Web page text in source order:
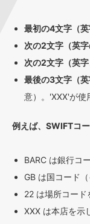
最初の4文字（英
次の2文字（英字
次の2文字（英字
最後の3文字（英
意）。'XXX'が使
例えば、SWIFTコ
BARC は銀行コ
GB は国コード
22 は場所コード
XXX は本店を示